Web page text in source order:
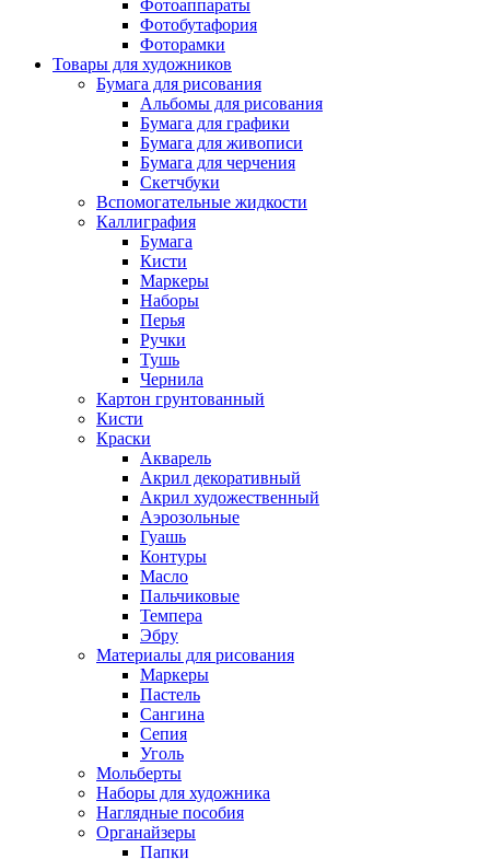
Фотоаппараты
Фотобутафория
Фоторамки
Товары для художников
Бумага для рисования
Альбомы для рисования
Бумага для графики
Бумага для живописи
Бумага для черчения
Скетчбуки
Вспомогательные жидкости
Каллиграфия
Бумага
Кисти
Маркеры
Наборы
Перья
Ручки
Тушь
Чернила
Картон грунтованный
Кисти
Краски
Акварель
Акрил декоративный
Акрил художественный
Аэрозольные
Гуашь
Контуры
Масло
Пальчиковые
Темпера
Эбру
Материалы для рисования
Маркеры
Пастель
Сангина
Сепия
Уголь
Мольберты
Наборы для художника
Наглядные пособия
Органайзеры
Папки